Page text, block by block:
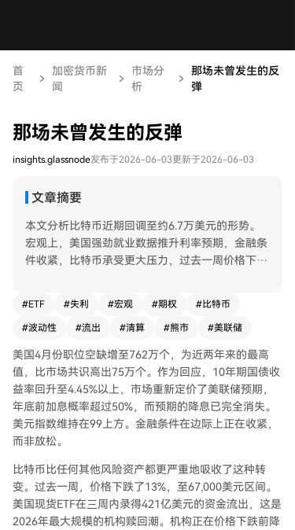
首
页
加密货币新
闻
市场分
析
那场未曾发生的反
弹
那场未曾发生的反弹
insights.glassnode发布于2026-06-03更新于2026-06-03
文章摘要
本文分析比特币近期回调至约6.7万美元的形势。
宏观上，美国强劲就业数据推升利率预期，金融条
件收紧，比特币承受更大压力，过去一周价格下跌
（True Market Mean，约7.78万美元）未能守
住，短持有者成本基础低于该均值，显示结构恶
化。近期下跌导致链上实现亏损激增至每日13.5亿
美元，长、短持有者均在承受损失。盈利/亏损比
率骤降至0.29，表明抛售以亏损实现为主，这与2
月初的恐慌模式相似。 链下方面，比特币反弹在
约8.3万美元（ETF平均持仓成本）附近遇阻，显示
该位置从支撑转为阻力，ETF投资者可能趁反弹离
场。现货市场买盘意愿明显减弱，卖盘主导，而期
货市场出现大规模多头平仓。期权市场方面，隐含
波动率虽有所下降，但波动率风险溢价和看跌期权
溢价仍处于高位，显示投资者持续为下行风险寻求
保护，但未出现恐慌性抢购。 结论指出，市场整
#ETF #失利 #宏观 #期权 #比特币
#波动性 #流出 #清算 #熊市 #美联储
美国4月份职位空缺增至762万个，为近两年来的最高
值，比市场共识高出75万个。作为回应，10年期国债收
益率回升至4.45%以上，市场重新定价了美联储预期，
年底前加息概率超过50%，而预期的降息已完全消失。
美元指数维持在99上方。金融条件在边际上正在收紧，
而非放松。
比特币比任何其他风险资产都更严重地吸收了这种转
变。过去一周，价格下跌了13%，至67,000美元区间。
美国现货ETF在三周内录得421亿美元的资金流出，这是
2026年最大规模的机构赎回潮。机构正在价格下跌前降